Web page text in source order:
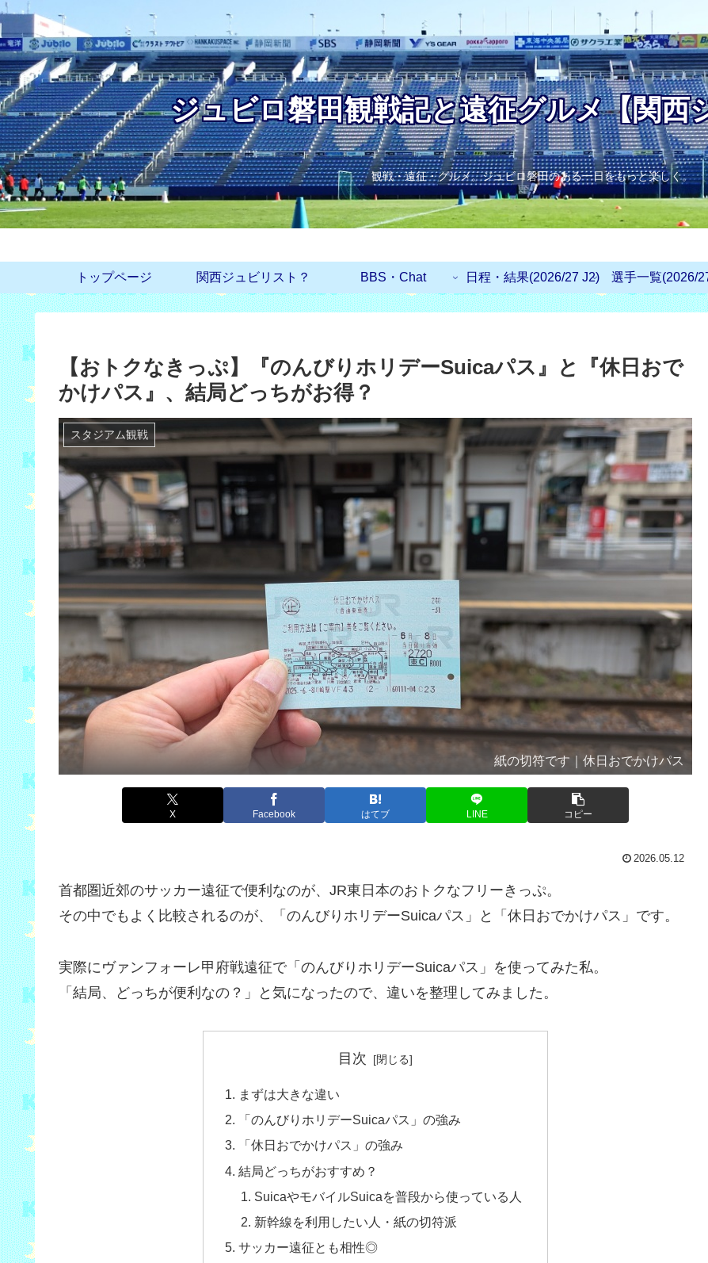
ジュビロ磐田観戦記と遠征グルメ【関西
観戦・遠征・グルメ。ジュビロ磐田のある一日をもっと楽しく。
トップページ 関西ジュビリスト？ BBS・Chat 日程・結果(2026/27 J2) 選手一覧(2026/
【おトクなきっぷ】『のんびりホリデーSuicaパス』と『休日おで
かけパス』、結局どっちがお得？
スタジアム観戦
紙の切符です｜休日おでかけパス
X Facebook はてブ LINE コピー
2026.05.12
首都圏近郊のサッカー遠征で便利なのが、JR東日本のおトクなフリーきっぷ。
その中でもよく比較されるのが、「のんびりホリデーSuicaパス」と「休日おでかけパス」です。
実際にヴァンフォーレ甲府戦遠征で「のんびりホリデーSuicaパス」を使ってみた私。
「結局、どっちが便利なの？」と気になったので、違いを整理してみました。
目次
まずは大きな違い
「のんびりホリデーSuicaパス」の強み
「休日おでかけパス」の強み
結局どっちがおすすめ？
SuicaやモバイルSuicaを普段から使っている人
新幹線を利用したい人・紙の切符派
サッカー遠征とも相性◎